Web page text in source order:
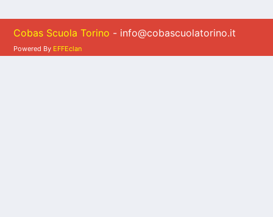
Cobas Scuola Torino - info@cobascuolatorino.it
Powered By EFFEclan